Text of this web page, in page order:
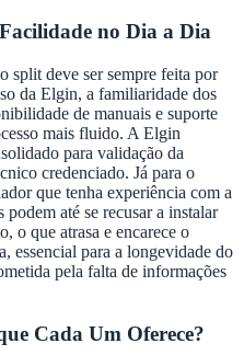
no Dia a Dia
split deve ser sempre feita por
da Elgin, a familiaridade dos
de manuais e suporte
mais fluido. A Elgin
para validação da
credenciado. Já para o
que tenha experiência com a
até se recusar a instalar
o que atrasa e encarece o
essencial para a longevidade do
pela falta de informações
Cada Um Oferece?